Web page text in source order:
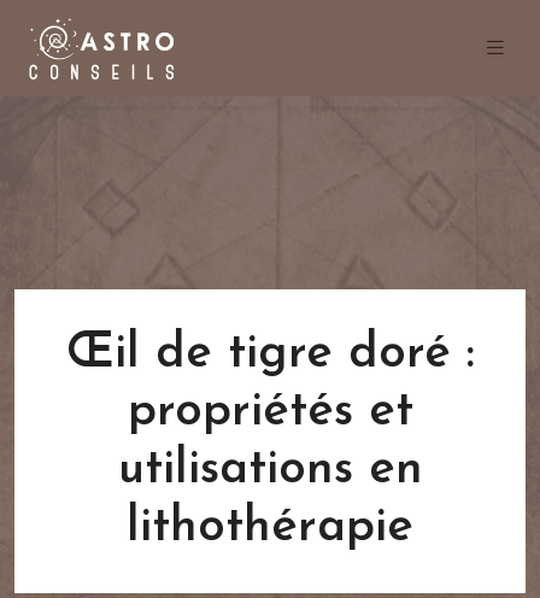
Œil de tigre doré :
propriétés et
utilisations en
lithothérapie